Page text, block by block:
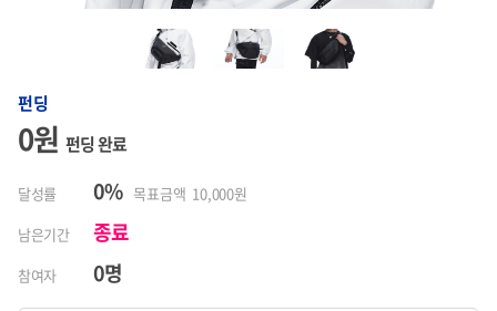
펀딩
0원 펀딩 완료
달성률 0% 목표금액 10,000원
남은기간
종료
참여자 0명